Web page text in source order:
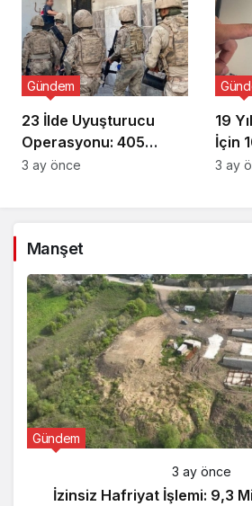
23 İlde Uyuşturucu
Operasyonu: 405
Gözaltı!
Gündem
3 ay önce
19
İçin
3 ay
Manşet
Gündem
3 ay önce
İzinsiz Hafriyat İşlemi: 9,3